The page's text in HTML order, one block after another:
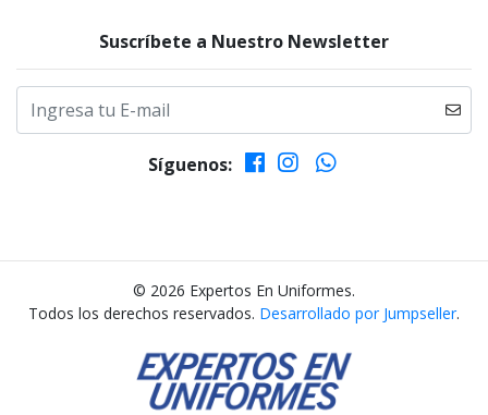
Suscríbete a Nuestro Newsletter
Síguenos:
© 2026 Expertos En Uniformes.
Todos los derechos reservados. Desarrollado por Jumpseller.